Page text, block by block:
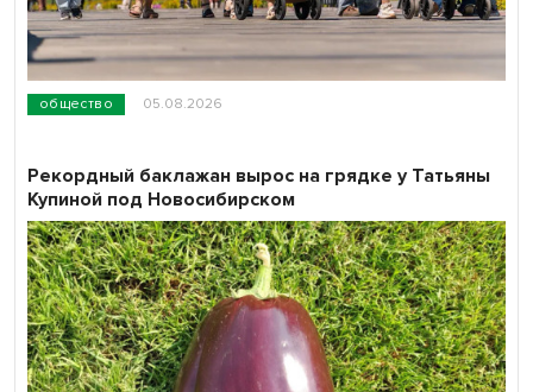
общество 05.08.2026
Рекордный баклажан вырос на грядке у Татьяны
Купиной под Новосибирском